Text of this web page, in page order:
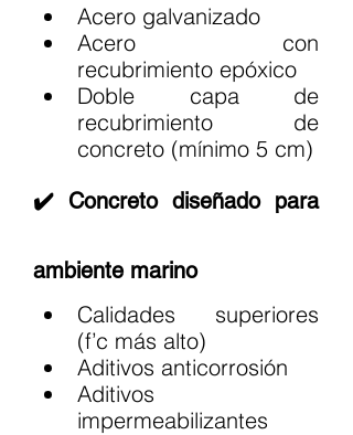
Acero galvanizado
Acero con
recubrimiento epóxico
Doble capa de
recubrimiento de
concreto (mínimo 5 cm)
✔️ Concreto diseñado para
ambiente marino
Calidades superiores
(f’c más alto)
Aditivos anticorrosión
Aditivos
impermeabilizantes